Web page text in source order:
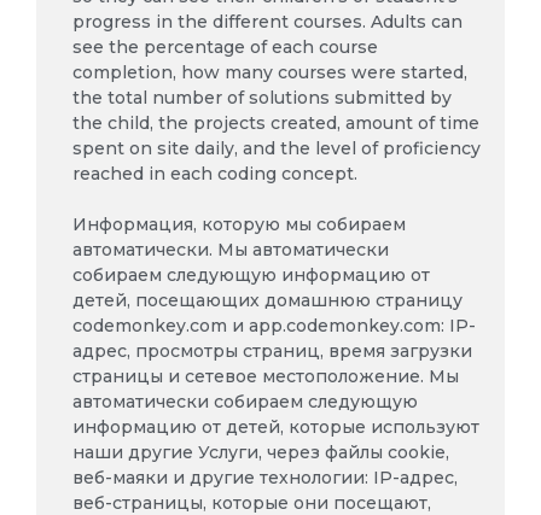
progress in the different courses. Adults can
see the percentage of each course
completion, how many courses were started,
the total number of solutions submitted by
the child, the projects created, amount of time
spent on site daily, and the level of proficiency
reached in each coding concept.
Информация, которую мы собираем
автоматически. Мы автоматически
собираем следующую информацию от
детей, посещающих домашнюю страницу
codemonkey.com и app.codemonkey.com: IP-
адрес, просмотры страниц, время загрузки
страницы и сетевое местоположение. Мы
автоматически собираем следующую
информацию от детей, которые используют
наши другие Услуги, через файлы cookie,
веб-маяки и другие технологии: IP-адрес,
веб-страницы, которые они посещают,